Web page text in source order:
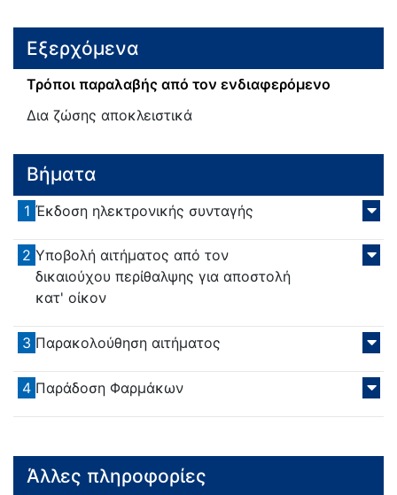
Εξερχόμενα
Τρόποι παραλαβής από τον ενδιαφερόμενο
Δια ζώσης αποκλειστικά
Βήματα
1 Έκδοση ηλεκτρονικής συνταγής
2 Υποβολή αιτήματος από τον
δικαιούχου περίθαλψης για αποστολή
κατ' οίκον
3 Παρακολούθηση αιτήματος
4 Παράδοση Φαρμάκων
Άλλες πληροφορίες